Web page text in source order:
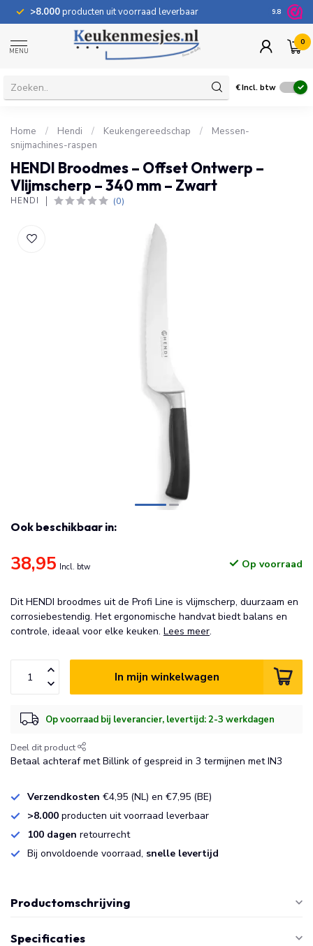
>8.000producten uit voorraad leverbaar 100
9.8
MENU
0
€Incl. btw
Home / Hendi / Keukengereedschap /
Messen-
snijmachines-raspen
HENDI Broodmes – Offset Ontwerp –
Vlijmscherp – 340 mm – Zwart
HENDI (0)
Ook beschikbaar in:
38,95 Incl. btw Op voorraad
Dit HENDI broodmes uit de Profi Line is vlijmscherp, duurzaam en
corrosiebestendig. Het ergonomische handvat biedt balans en
controle, ideaal voor elke keuken. Lees meer.
In mijn winkelwagen
Op voorraad bij leverancier, levertijd: 2-3 werkdagen
Deel dit product
Betaal achteraf met Billink of gespreid in 3 termijnen met IN3
Verzendkosten €4,95 (NL) en €7,95 (BE)
>8.000 producten uit voorraad leverbaar
100 dagen retourrecht
Bij onvoldoende voorraad, snelle levertijd
Productomschrijving
Specificaties